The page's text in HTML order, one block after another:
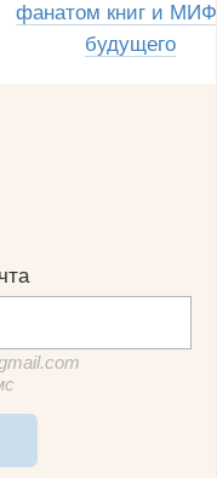
фанатом книг и
будущего